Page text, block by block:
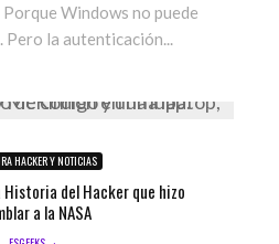
Windows no puede
Pero la autenticación...
HACKER Y NOTICIAS
Historia del Hacker que hizo
a la NASA